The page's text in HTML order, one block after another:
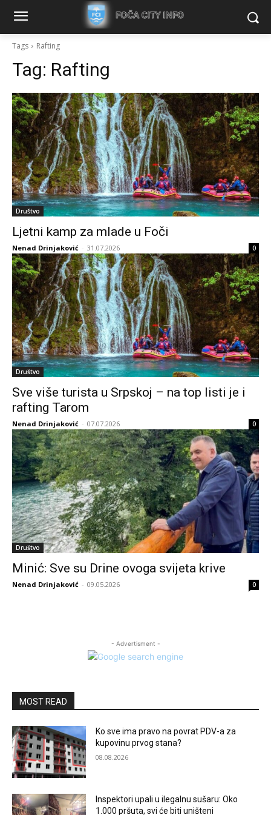
Tags Rafting
Tag: Rafting
Društvo
Ljetni kamp za mlade u Foči
Nenad Drinjaković - 31.07.2026 0
Društvo
Sve više turista u Srpskoj – na top listi je i
rafting Tarom
Nenad Drinjaković - 07.07.2026 0
Društvo
​Minić: Sve su Drine ovoga svijeta krive
Nenad Drinjaković - 09.05.2026 0
- Advertisment -
MOST READ
Ko sve ima pravo na povrat PDV-a za
kupovinu prvog stana?
08.08.2026
Inspektori upali u ilegalnu sušaru: Oko
1.000 pršuta, svi će biti uništeni